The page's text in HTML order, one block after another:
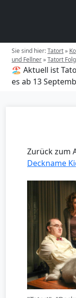
Sie sind hier:Tatort»
und Fellner»Tatort
🏖️ Aktuell ist
es ab 13
Zurück zum
Deckname